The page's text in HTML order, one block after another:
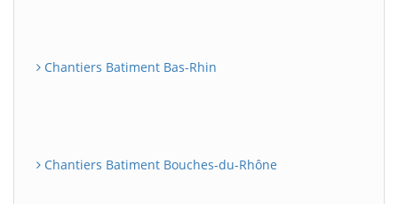
Chantiers Batiment Bas-Rhin
Chantiers Batiment Bouches-du-Rhône